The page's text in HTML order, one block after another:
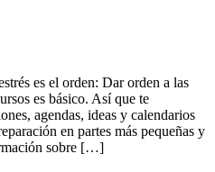
es el orden: Dar orden a las
es básico. Así que te
agendas, ideas y calendarios
en partes más pequeñas y
sobre […]